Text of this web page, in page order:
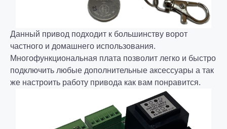
Данный привод подходит к большинству ворот
частного и домашнего использования.
Многофункциональная плата позволит легко и быстро
подключить любые дополнительные аксессуары а так
же настроить работу привода как вам понравится.